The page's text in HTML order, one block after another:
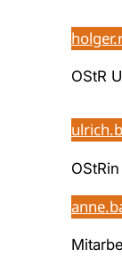
OStR